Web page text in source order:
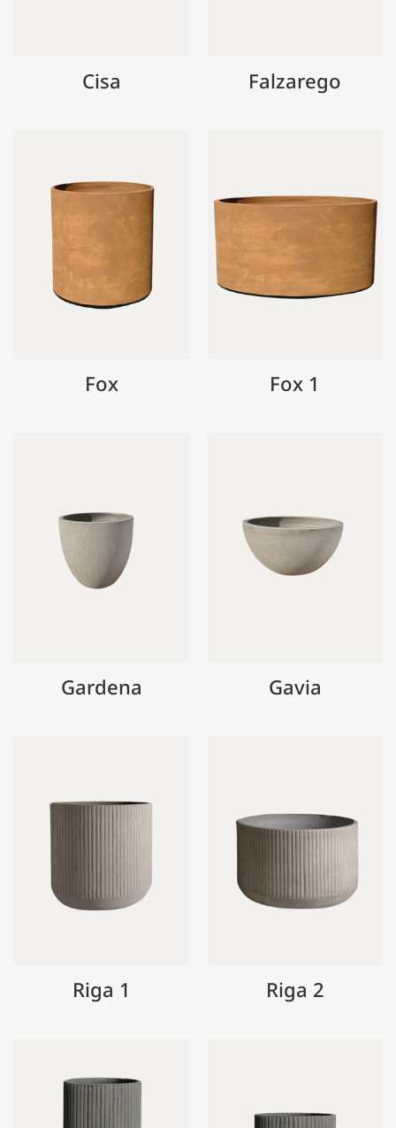
Cisa Falzarego
Fox Fox 1
Gardena Gavia
Riga 1 Riga 2